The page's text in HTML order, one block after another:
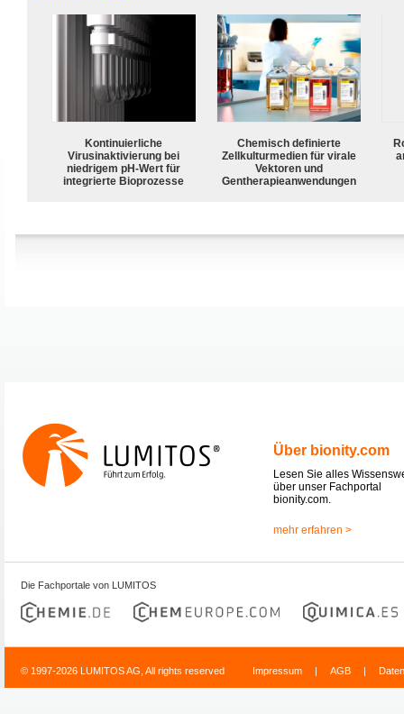
Kontinuierliche
Virusinaktivierung bei
niedrigem pH-Wert für
integrierte Bioprozesse
Chemisch definierte
Zellkulturmedien für virale
Vektoren und
Gentherapieanwendungen
Über bionity.com
Lesen Sie alles
über unser Fachportal
bionity.com.
mehr erfahren >
Die Fachportale von LUMITOS
© 1997-2026 LUMITOS AG, All rights reserved Impressum | AGB |